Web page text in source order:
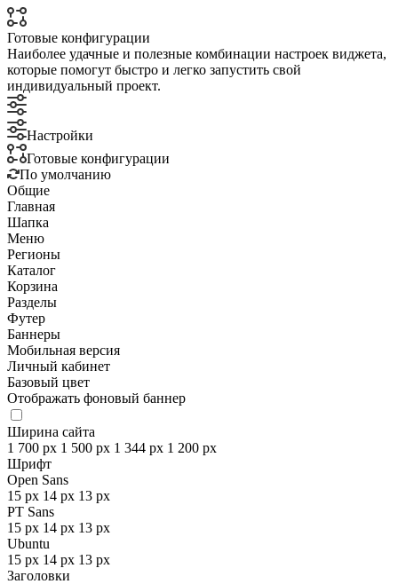
Готовые конфигурации
Наиболее удачные и полезные комбинации настроек виджета,
которые помогут быстро и легко запустить свой
индивидуальный проект.
Настройки
Готовые конфигурации
По умолчанию
Общие
Главная
Шапка
Меню
Регионы
Каталог
Корзина
Разделы
Футер
Баннеры
Мобильная версия
Личный кабинет
Базовый цвет
Отображать фоновый баннер
Ширина сайта
1 700 px 1 500 px 1 344 px 1 200 px
Шрифт
Open Sans
15 px 14 px 13 px
PT Sans
15 px 14 px 13 px
Ubuntu
15 px 14 px 13 px
Заголовки